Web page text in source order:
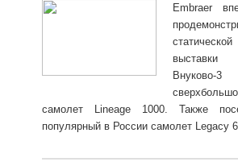
Embraer
выставки
самолет Lineage 1000. Также
популярный в России самолет Legacy